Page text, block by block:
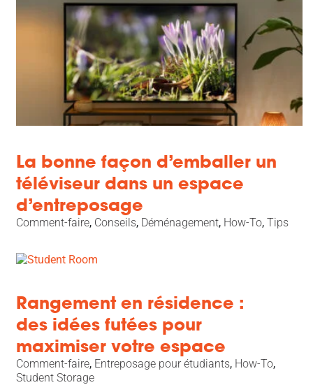
La bonne façon d’emballer un
téléviseur dans un espace
d’entreposage
Comment-faire, Conseils, Déménagement, How-To,Tips
Rangement en résidence :
des idées futées pour
maximiser votre espace
Comment-faire, Entreposage pour étudiants, How-To,
Student Storage